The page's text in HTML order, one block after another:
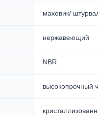
маховик/
нержавеющий
NBR
высокопрочный